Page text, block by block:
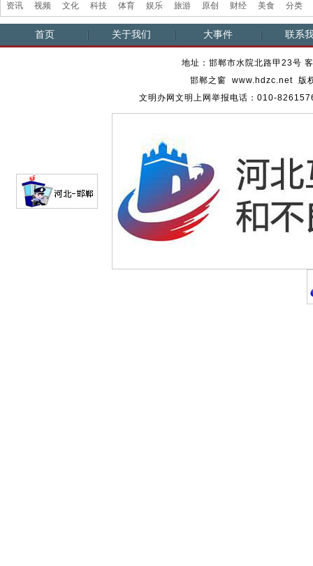
资讯 视频 文化 科技 体育 娱乐 旅游 原创 财经 美食 分类
首页 关于我们 大事件 联系
地址：邯郸市水院北路甲23号
邯郸之窗 www.hdzc.net 版
文明办网文明上网举报电话：010-